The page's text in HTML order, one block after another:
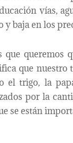
vías,
y baja en los
que queremos
que
el trigo, la
por la
se están